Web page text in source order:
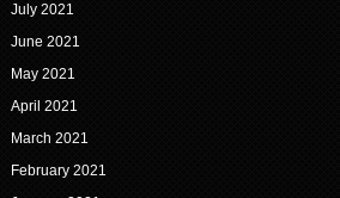
July 2021
June 2021
May 2021
April 2021
March 2021
February 2021